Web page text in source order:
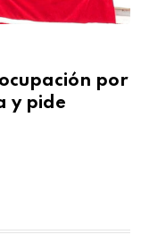
por
y pide